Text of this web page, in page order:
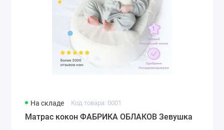
На складе Код товара: 0001
Матрас кокон ФАБРИКА ОБЛАКОВ Зевушка